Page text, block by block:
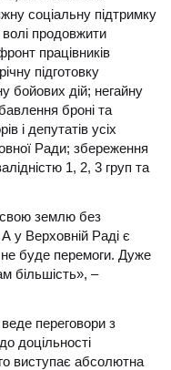
соціальну підтримку
продовжити
працівників
підготовку
бойових дій; негайну
броні та
і депутатів усіх
Ради; збереження
1, 2, 3 груп та
свою землю без
у Верховній Раді є
буде перемоги. Дуже
більшість», –
переговори з
доцільності
виступає абсолютна